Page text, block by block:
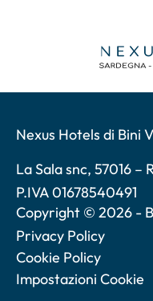
Nexus Hotels di Bini
La Sala snc, 57016 –
P.IVA 01678540491
Copyright © 2026 -
Privacy Policy
Cookie Policy
Impostazioni Cookie